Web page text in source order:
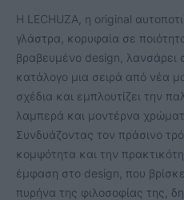
Η LECHUZA, η original
γλάστρα, κορυφαία σε
βραβευμένο design, λανσάρει
κατάλογο μια σειρά από νέα
σχέδια και εμπλουτίζει την
λαμπερά και μοντέρνα
Συνδυάζοντας τον πράσινο
κομψότητα και την
έμφαση στο design, που
πυρήνα της φιλοσοφίας της,